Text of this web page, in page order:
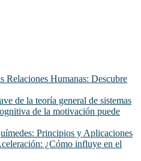
Relaciones Humanas: Descubre
de la teoría general de sistemas
de la motivación puede
Principios y Aplicaciones
¿Cómo influye en el